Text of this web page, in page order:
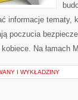
informacje tematy,
poczucia
Na łamach
I WYKŁADZINY